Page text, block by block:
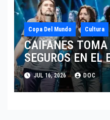
Copa Del Mundo Cultura
CAIFANES
SEGUROS EN EL
IDENTIDAD
JUL 16, 2026 DOC